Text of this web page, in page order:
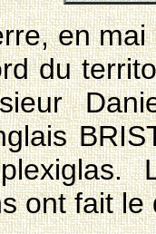
en
du
ont fait